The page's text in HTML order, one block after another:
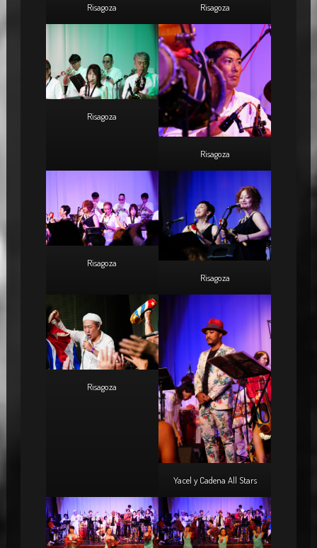
Risagoza Risagoza
Risagoza
Risagoza
Risagoza
Risagoza
Risagoza
Yacel y Cadena All Stars